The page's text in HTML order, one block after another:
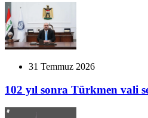
31 Temmuz 2026
102 yıl sonra Türkmen vali